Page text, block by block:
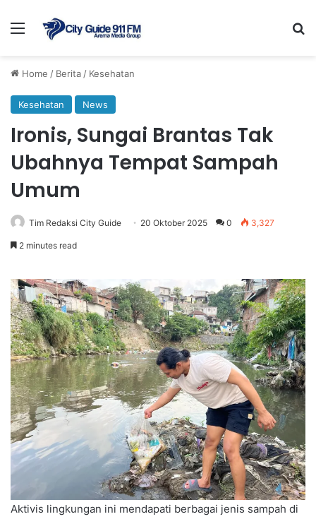
Menu
Home / Berita / Kesehatan
Kesehatan News
Ironis, Sungai Brantas Tak
Ubahnya Tempat Sampah
Umum
Tim Redaksi City Guide 20 Oktober 2025 0 3,327
2 minutes read
Aktivis lingkungan ini mendapati berbagai jenis sampah di